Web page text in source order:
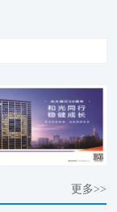
更多>>